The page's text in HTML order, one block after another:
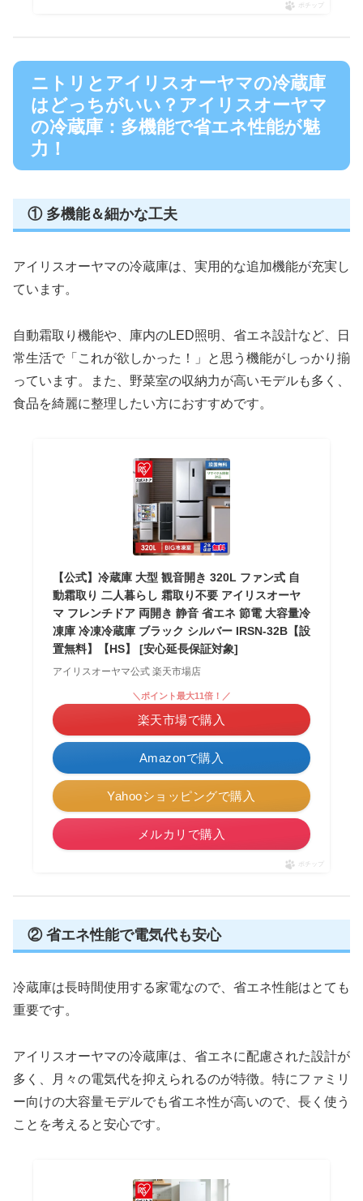
ポチップ
ニトリとアイリスオーヤマの冷蔵庫
はどっちがいい？アイリスオーヤマ
の冷蔵庫：多機能で省エネ性能が魅
力！
① 多機能＆細かな工夫
アイリスオーヤマの冷蔵庫は、実用的な追加機能が充実し
ています。
自動霜取り機能や、庫内のLED照明、省エネ設計など、日
常生活で「これが欲しかった！」と思う機能がしっかり揃
っています。また、野菜室の収納力が高いモデルも多く、
食品を綺麗に整理したい方におすすめです。
【公式】冷蔵庫 大型 観音開き 320L ファン式 自
動霜取り 二人暮らし 霜取り不要 アイリスオーヤ
マ フレンチドア 両開き 静音 省エネ 節電 大容量冷
凍庫 冷凍冷蔵庫 ブラック シルバー IRSN-32B【設
置無料】【HS】 [安心延長保証対象]
アイリスオーヤマ公式 楽天市場店
Amazonで購入
＼ポイント最大11倍！／
楽天市場で購入
Yahooショッピングで購入
メルカリで購入
ポチップ
② 省エネ性能で電気代も安心
冷蔵庫は長時間使用する家電なので、省エネ性能はとても
重要です。
アイリスオーヤマの冷蔵庫は、省エネに配慮された設計が
多く、月々の電気代を抑えられるのが特徴。特にファミリ
ー向けの大容量モデルでも省エネ性が高いので、長く使う
ことを考えると安心です。